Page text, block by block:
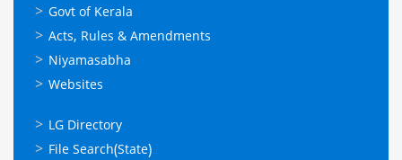
ഉപയോഗപ്രദമായ
കണ്ണികള്‍
Govt of Kerala
Acts, Rules & Amendments
Niyamasabha
Websites
ഉപയോഗപ്രദമായ
കണ്ണികള്‍
LG Directory
File Search(State)